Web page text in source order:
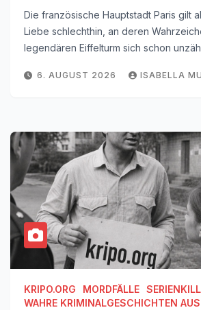
Die französische Hauptstadt Paris gilt
Liebe schlechthin, an deren
legendären Eiffelturm sich schon
6. AUGUST 2026 ISABELLA
KRIPO.ORG MORDFÄLLE
WAHRE KRIMINALGESCHICHTEN AUS